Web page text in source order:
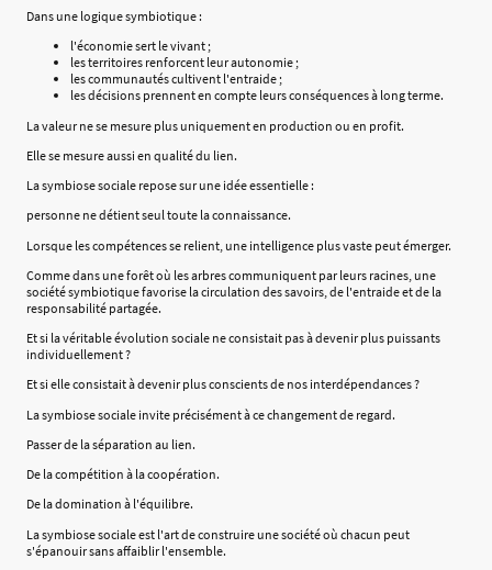
Dans une logique symbiotique :
l'économie sert le vivant ;
les territoires renforcent leur autonomie ;
les communautés cultivent l'entraide ;
les décisions prennent en compte leurs conséquences à long terme.
La valeur ne se mesure plus uniquement en production ou en profit.
Elle se mesure aussi en qualité du lien.
La symbiose sociale repose sur une idée essentielle :
personne ne détient seul toute la connaissance.
Lorsque les compétences se relient, une intelligence plus vaste peut émerger.
Comme dans une forêt où les arbres communiquent par leurs racines, une
société symbiotique favorise la circulation des savoirs, de l'entraide et de la
responsabilité partagée.
Et si la véritable évolution sociale ne consistait pas à devenir plus puissants
individuellement ?
Et si elle consistait à devenir plus conscients de nos interdépendances ?
La symbiose sociale invite précisément à ce changement de regard.
Passer de la séparation au lien.
De la compétition à la coopération.
De la domination à l'équilibre.
La symbiose sociale est l'art de construire une société où chacun peut
s'épanouir sans affaiblir l'ensemble.